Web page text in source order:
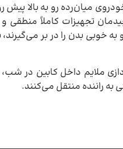
میان‌رده رو‌ به‌ بالا پیش
تجهیزات کاملاً منطقی و
خوبی بدن را در بر
ملایم داخل کابین در
راننده منتقل می‌کنند.